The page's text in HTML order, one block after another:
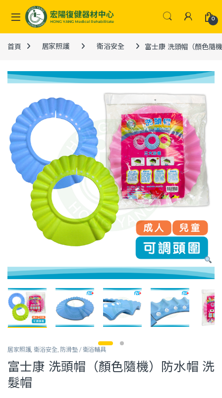
Skip to navigation
Skip to content
0
首頁 居家照護 衛浴安全 富士康 洗頭帽（顏色隨
居家照護,衛浴安全, 防滑墊 / 衛浴輔具
富士康 洗頭帽（顏色隨機）防水帽 洗
髮帽